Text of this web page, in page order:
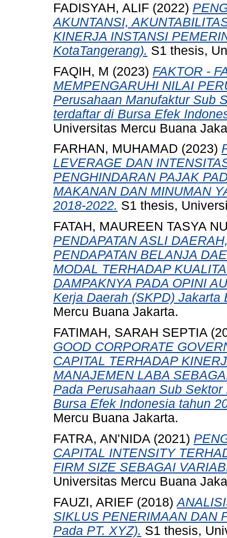
FADISYAH, ALIF (2022)
AKUNTANSI,
KINERJA INSTANSI
KotaTangerang). S1 thesis,
FAQIH, M (2023) FAKTOR -
MEMPENGARUHI NILAI
Perusahaan Manufaktur Sub
terdaftar di Bursa Efek
Universitas Mercu Buana
FARHAN, MUHAMAD (2023)
LEVERAGE DAN
PENGHINDARAN PAJAK
MAKANAN DAN MINUMAN
2018-2022. S1 thesis,
FATAH, MAUREEN TASYA
PENDAPATAN ASLI
PENDAPATAN BELANJA
MODAL TERHADAP
DAMPAKNYA PADA OPINI
Kerja Daerah (SKPD) Jakarta
Mercu Buana Jakarta.
FATIMAH, SARAH SEPTIA
GOOD CORPORATE
CAPITAL TERHADAP
MANAJEMEN LABA
Pada Perusahaan Sub
Bursa Efek Indonesia tahun
Mercu Buana Jakarta.
FATRA, AN'NIDA (2021)
CAPITAL INTENSITY
FIRM SIZE SEBAGAI
Universitas Mercu Buana
FAUZI, ARIEF (2018)
SIKLUS PENERIMAAN DAN
Pada PT. XYZ). S1 thesis,